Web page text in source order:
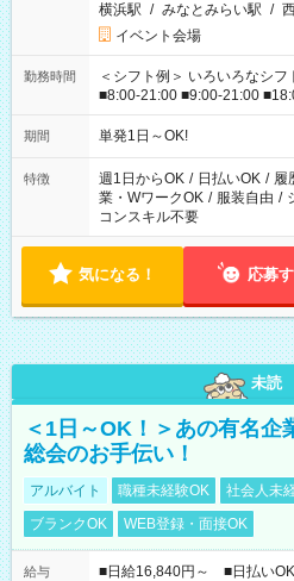
横浜駅 / みなとみらい駅 /
イベント会場
勤務時間
＜シフト例＞ いろいろなシ
■8:00-21:00 ■9:00-21:00
期間 単発1日～OK!
特徴 週1日からOK / 日払いOK / 履
業・WワークOK / 服装自由 /
コンスキル不要
気になる！ 応募
未読
＜1日～OK！＞あの有名企
総会のお手伝い！
アルバイト 職種未経験OK 社会人未
ブランクOK
WEB登録・面接OK
給与
■日給16,840円～ ■日払い